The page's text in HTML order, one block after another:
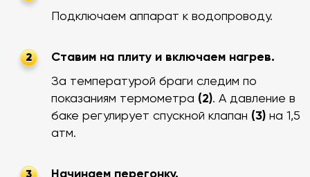
Подключаем аппарат к водопроводу.
2
Ставим на плиту и включаем нагрев.
За температурой браги следим по
показаниям термометра (2). А давление в
баке регулирует спускной клапан (3) на 1,5
атм.
Начинаем перегонку.